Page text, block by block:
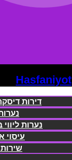
Hasfaniyot
דירות
נערות ליווי
עיסוי